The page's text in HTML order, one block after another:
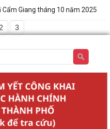
Cẩm Giang tháng 10 năm 2025
2 3